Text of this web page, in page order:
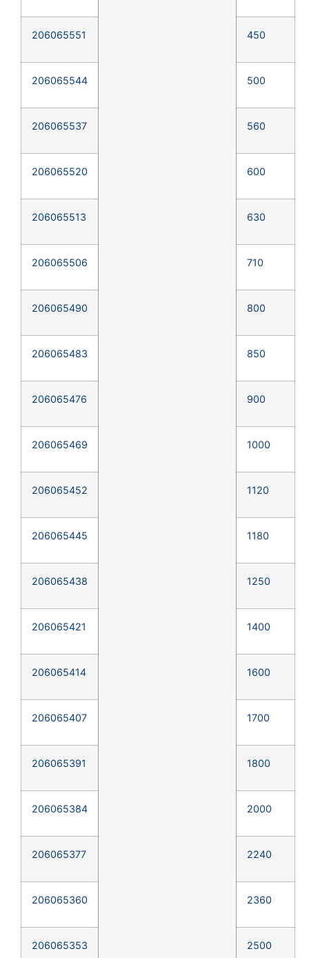
206065551 450
206065544 500
206065537 560
206065520 600
206065513 630
206065506 710
206065490 800
206065483 850
206065476 900
206065469 1000
206065452 1120
206065445 1180
206065438 1250
206065421 1400
206065414 1600
206065407 1700
206065391 1800
206065384 2000
206065377 2240
206065360 2360
206065353 2500